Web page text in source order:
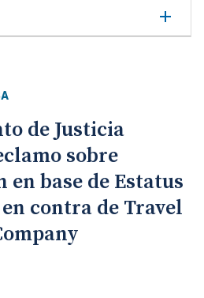
de Justicia
sobre
base de Estatus
contra de Travel